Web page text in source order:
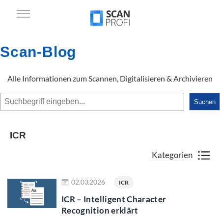
Scan-Blog
Alle Informationen zum Scannen, Digitalisieren & Archivieren
Suchen Suchen
ICR
Kategorien
02.03.2026 ICR
ICR – Intelligent Character
Recognition erklärt